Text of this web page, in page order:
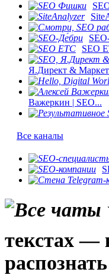
SEO
Я.Директ &
Важеркин | SEO...
Все каналы
текстах —